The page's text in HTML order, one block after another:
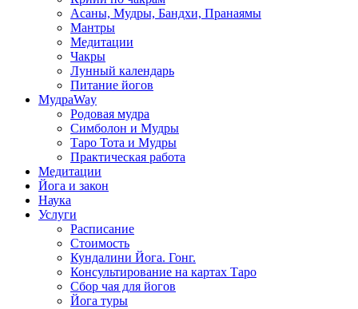
Асаны, Мудры, Бандхи, Пранаямы
Мантры
Медитации
Чакры
Лунный календарь
Питание йогов
МудраWay
Родовая мудра
Симболон и Мудры
Таро Тота и Мудры
Практическая работа
Медитации
Йога и закон
Наука
Услуги
Расписание
Стоимость
Кундалини Йога. Гонг.
Консультирование на картах Таро
Сбор чая для йогов
Йога туры